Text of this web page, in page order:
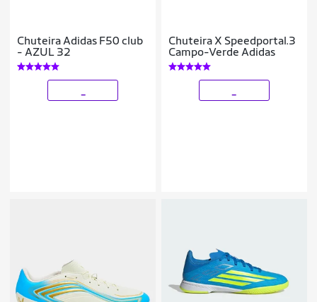
Chuteira Adidas F50 club
- AZUL 32
Chuteira X Speedportal.3
Campo-Verde Adidas